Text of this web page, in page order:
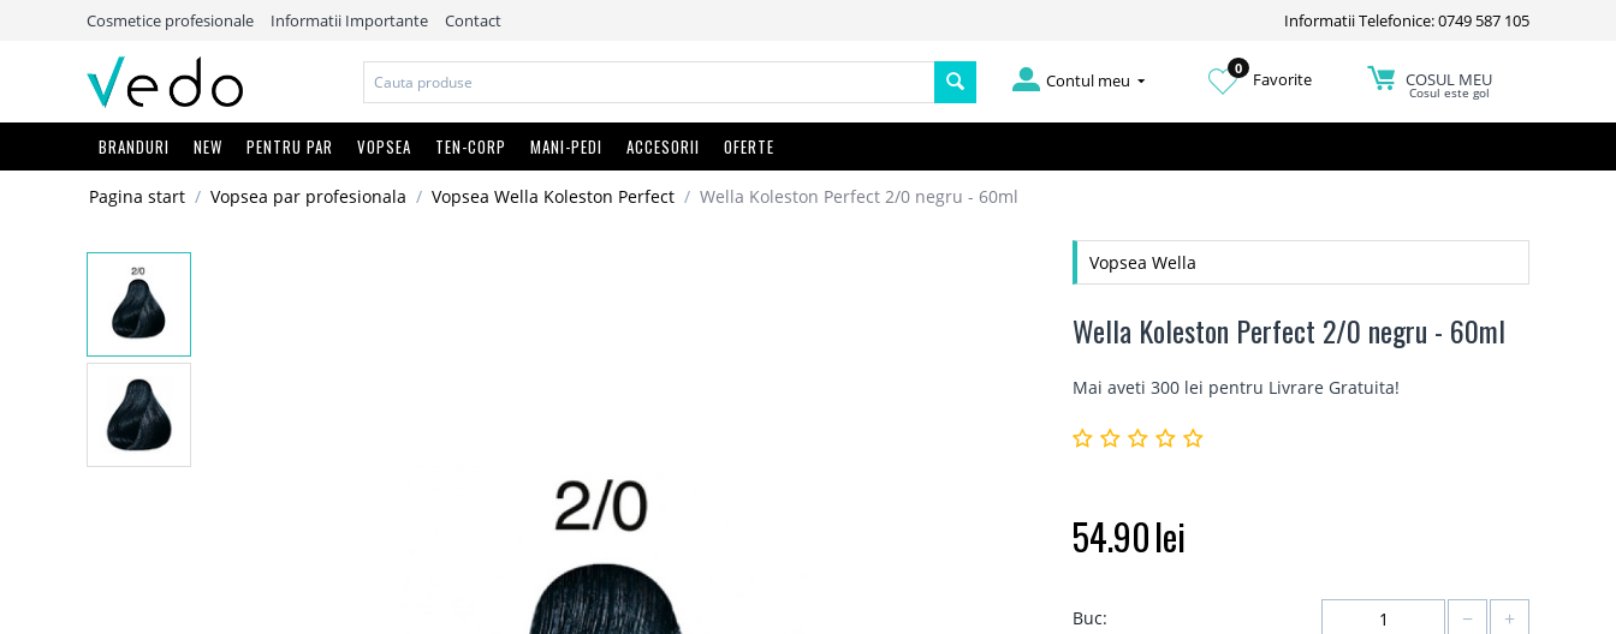
Cosmetice profesionale Informatii Importante Contact Informatii Telefonice: 0749 587 105
Contul meu
0
Favorite COSUL MEU
Cosul este gol
BRANDURI NEW PENTRU PAR VOPSEA TEN-CORP MANI-PEDI ACCESORII OFERTE
Pagina start / Vopsea par profesionala / Vopsea Wella Koleston Perfect / Wella Koleston Perfect 2/0 negru - 60ml
Vopsea Wella
Wella Koleston Perfect 2/0 negru - 60ml
Mai aveti 300 lei pentru Livrare Gratuita!
54.90lei
Buc: +
−